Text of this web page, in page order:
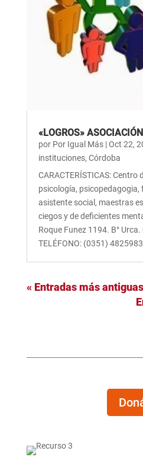
«LOGROS»
por Por Igual Más|Oct 22,
instituciones, Córdoba
CARACTERÍSTICAS: Centro
psicología, psicopedagogia,
asistente social, maestras
ciegos y de deficientes
Roque Funez 1194. B°
TELÉFONO: (0351)
« Entradas más antiguas